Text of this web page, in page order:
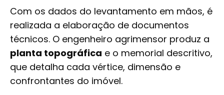
Com os dados do levantamento em mãos, é
realizada a elaboração de documentos
técnicos. O engenheiro agrimensor produz a
planta topográfica e o memorial descritivo,
que detalha cada vértice, dimensão e
confrontantes do imóvel.